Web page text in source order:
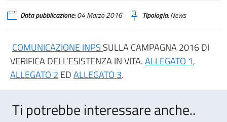
Data pubblicazione:04 Marzo 2016 Tipologia:News
COMUNICAZIONE INPS SULLA CAMPAGNA 2016 DI
VERIFICA DELL’ESISTENZA IN VITA.ALLEGATO 1,
ALLEGATO 2 EDALLEGATO 3.
Ti potrebbe interessare anche..